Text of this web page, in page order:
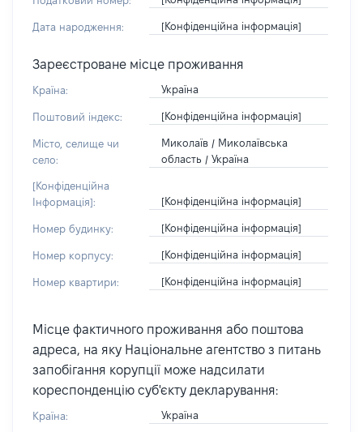
Дата народження: [Конфіденційна інформація]
Зареєстроване місце проживання
Країна: Україна
Поштовий індекс: [Конфіденційна інформація]
Місто, селище чи
село:
Миколаїв / Миколаївська
область / Україна
[Конфіденційна
Інформація]:
[Конфіденційна інформація]
Номер будинку: [Конфіденційна інформація]
Номер корпусу: [Конфіденційна інформація]
Номер квартири: [Конфіденційна інформація]
Місце фактичного проживання або поштова
адреса, на яку Національне агентство з питань
запобігання корупції може надсилати
кореспонденцію суб'єкту декларування:
Країна: Україна